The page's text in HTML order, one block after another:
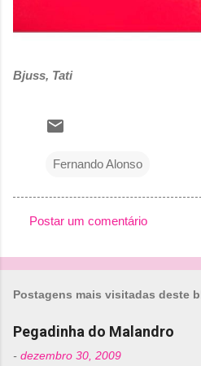
Bjuss, Tati
Fernando Alonso
o
n
t
Postar um comentário
Postagens mais visitadas deste
Pegadinha do Malandro
- dezembro 30, 2009